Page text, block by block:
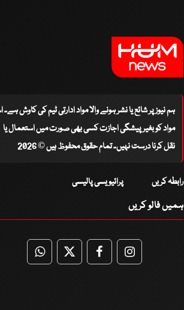
ہم نیوز پر شائع یا نشر ہونے والا مواد ادارتی ٹیم کی کاوش
مواد کو بغیر پیشگی اجازت کسی بھی صورت میں استعمال یا
نقل کرنا درست نہیں۔ تمام حقوق محفوظ ہیں © 2026
رابطہ کریں پرائیویسی پالیسی
ہمیں فالو کریں
WhatsApp
TwitterFacebookFacebook